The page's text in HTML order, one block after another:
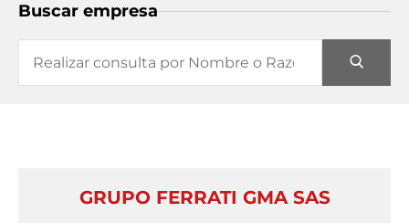
Buscar empresa
GRUPO FERRATI GMA SAS